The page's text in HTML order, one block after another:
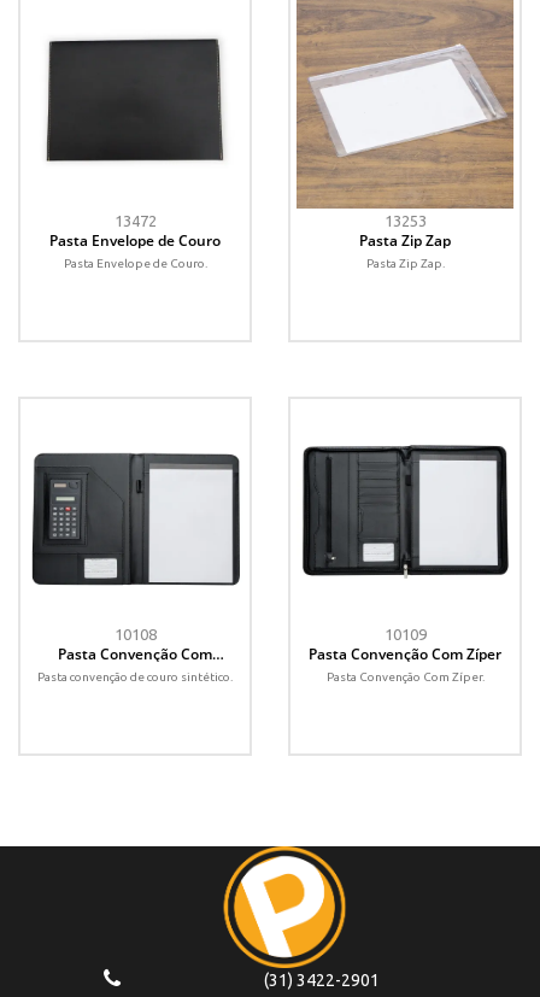
13472
Pasta Envelope de Couro
Pasta Envelope de Couro.
13253
Pasta Zip Zap
Pasta Zip Zap.
10108
Pasta Convenção Com
Calculadora
Pasta convenção de couro sintético.
10109
Pasta Convenção Com Zíper
Pasta Convenção Com Zíper.
(31) 3422-2901